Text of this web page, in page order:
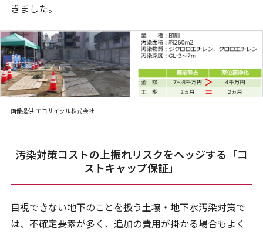
きました。
画像提供:エコサイクル株式会社
汚染対策コストの上振れリスクをヘッジする「コ
ストキャップ保証」
目視できない地下のことを扱う土壌・地下水汚染対策で
は、不確定要素が多く、追加の費用が掛かる場合もよく